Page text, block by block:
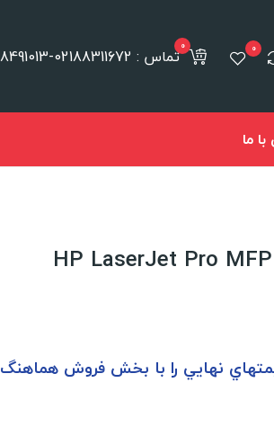
0 تماس : 02188311672-021884910130
ما
نهايي را با بخش فروش هماهنگ